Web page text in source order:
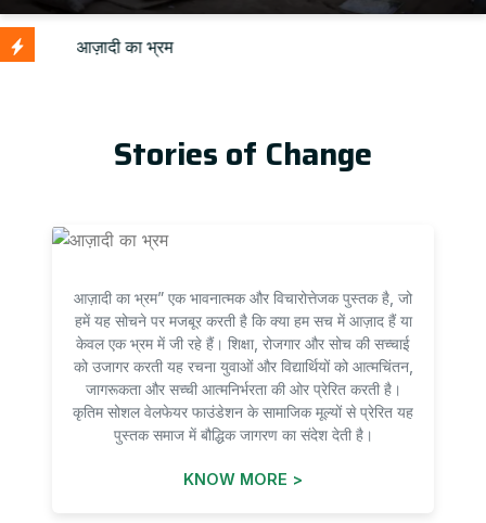
Stories of Change
आज़ादी का भ्रम” एक भावनात्मक और विचारोत्तेजक पुस्तक है, जो
हमें यह सोचने पर मजबूर करती है कि क्या हम सच में आज़ाद हैं या
केवल एक भ्रम में जी रहे हैं। शिक्षा, रोजगार और सोच की सच्चाई
को उजागर करती यह रचना युवाओं और विद्यार्थियों को आत्मचिंतन,
जागरूकता और सच्ची आत्मनिर्भरता की ओर प्रेरित करती है।
कृतिम सोशल वेलफेयर फाउंडेशन के सामाजिक मूल्यों से प्रेरित यह
पुस्तक समाज में बौद्धिक जागरण का संदेश देती है।
KNOW MORE >